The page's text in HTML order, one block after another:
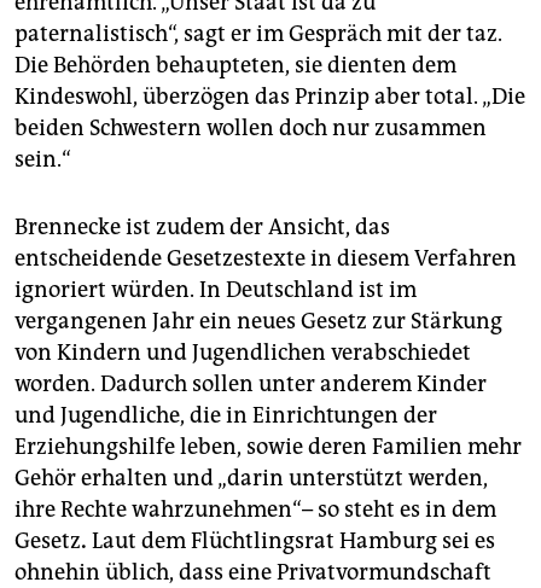
paternalistisch“, sagt er im Gespräch mit der taz.
Die Behörden behaupteten, sie dienten dem
Kindeswohl, überzögen das Prinzip aber total. „Die
beiden Schwestern wollen doch nur zusammen
sein.“
Brennecke ist zudem der Ansicht, das
entscheidende Gesetzestexte in diesem Verfahren
ignoriert würden. In Deutschland ist im
vergangenen Jahr ein neues Gesetz zur Stärkung
von Kindern und Jugendlichen verabschiedet
worden. Dadurch sollen unter anderem Kinder
und Jugendliche, die in Einrichtungen der
Erziehungshilfe leben, sowie deren Familien mehr
Gehör erhalten und „darin unterstützt werden,
ihre Rechte wahrzunehmen“– so steht es in dem
Gesetz. Laut dem Flüchtlingsrat Hamburg sei es
ohnehin üblich, dass eine Privatvormundschaft